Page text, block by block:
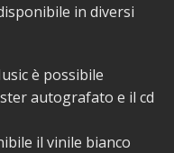
in diversi
è possibile
autografato e il cd
il vinile bianco